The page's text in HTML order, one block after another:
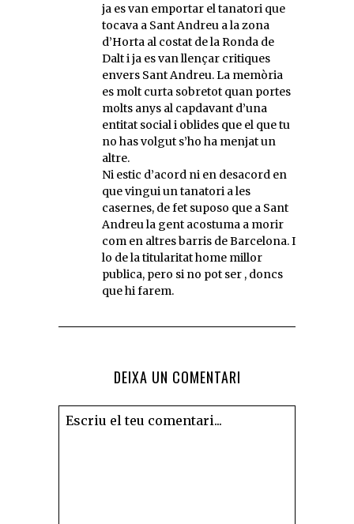
ja es van emportar el tanatori que
tocava a Sant Andreu a la zona
d’Horta al costat de la Ronda de
Dalt i ja es van llençar critiques
envers Sant Andreu. La memòria
es molt curta sobretot quan portes
molts anys al capdavant d’una
entitat social i oblides que el que tu
no has volgut s’ho ha menjat un
altre.
Ni estic d’acord ni en desacord en
que vingui un tanatori a les
casernes, de fet suposo que a Sant
Andreu la gent acostuma a morir
com en altres barris de Barcelona. I
lo de la titularitat home millor
publica, pero si no pot ser , doncs
que hi farem.
DEIXA UN COMENTARI